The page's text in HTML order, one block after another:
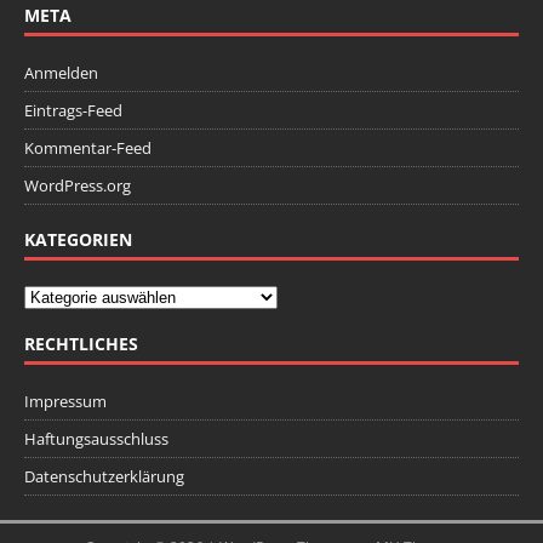
META
Anmelden
Eintrags-Feed
Kommentar-Feed
WordPress.org
KATEGORIEN
RECHTLICHES
Impressum
Haftungsausschluss
Datenschutzerklärung